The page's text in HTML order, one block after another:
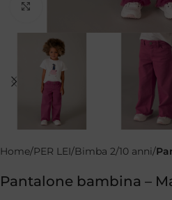
Clicca per ingrandire
Home PER LEI Bimba 2/10 anni
Pantalone bambina –